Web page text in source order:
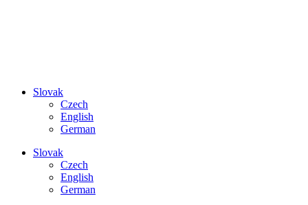
Slovak
Czech
English
German
Slovak
Czech
English
German